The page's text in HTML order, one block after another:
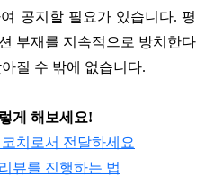
공지할 필요가 있습니다. 평
부재를 지속적으로 방치한다
질 수 밖에 없습니다.
게 해보세요!
치로서 전달하세요
뷰를 진행하는 법